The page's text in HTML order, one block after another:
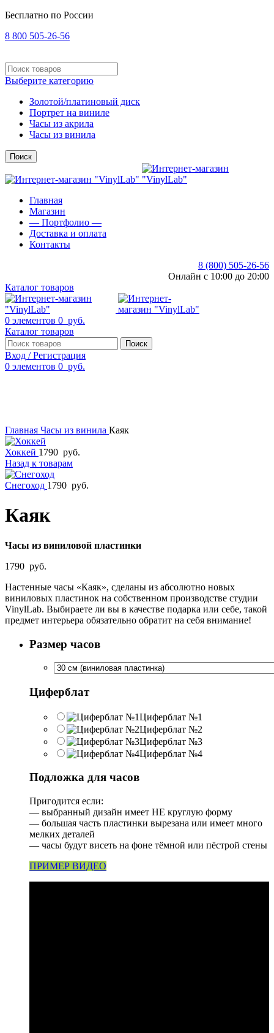
Бесплатно по России
8 800 505-26-56
Выберите категорию
Золотой/платиновый диск
Портрет на виниле
Часы из акрила
Часы из винила
Поиск
Главная
Магазин
— Портфолио —
Доставка и оплата
Контакты
8 (800) 505-26-56
Онлайн с 10:00 до 20:00
Каталог товаров
0 элементов 0 руб.
Каталог товаров
Поиск
Вход / Регистрация
0 элементов 0 руб.
Главная Часы из винила Каяк
Хоккей 1790 руб.
Назад к товарам
Снегоход 1790 руб.
Каяк
Часы из виниловой пластинки
1790 руб.
Настенные часы «Каяк», сделаны из абсолютно новых
виниловых пластинок на собственном производстве студии
VinylLab. Выбираете ли вы в качестве подарка или себе, такой
предмет интерьера обязательно обратит на себя внимание!
Размер часов
Циферблат
Циферблат №1
Циферблат №2
Циферблат №3
Циферблат №4
Подложка для часов
Пригодится если:
— выбранный дизайн имеет НЕ круглую форму
— большая часть пластинки вырезана или имеет много
мелких деталей
— часы будут висеть на фоне тёмной или пёстрой стены
ПРИМЕР ВИДЕО